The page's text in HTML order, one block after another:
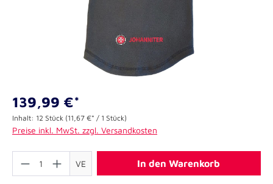
139,99 €*
Inhalt: 12 Stück (11,67 €* / 1 Stück)
Preise inkl. MwSt. zzgl. Versandkosten
VE In den Warenkorb